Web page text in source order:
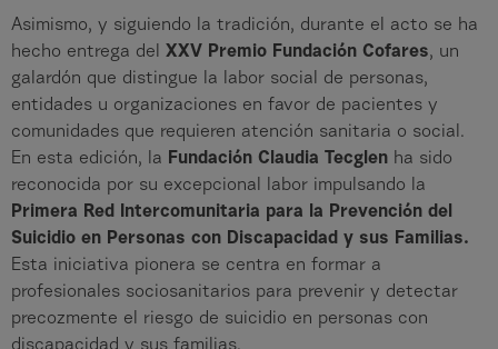
Asimismo, y siguiendo la tradición, durante el acto se ha
hecho entrega del XXV Premio Fundación Cofares, un
galardón que distingue la labor social de personas,
entidades u organizaciones en favor de pacientes y
comunidades que requieren atención sanitaria o social.
En esta edición, la Fundación Claudia Tecglen ha sido
reconocida por su excepcional labor impulsando la
Primera Red Intercomunitaria para la Prevención del
Suicidio en Personas con Discapacidad y sus Familias.
Esta iniciativa pionera se centra en formar a
profesionales sociosanitarios para prevenir y detectar
precozmente el riesgo de suicidio en personas con